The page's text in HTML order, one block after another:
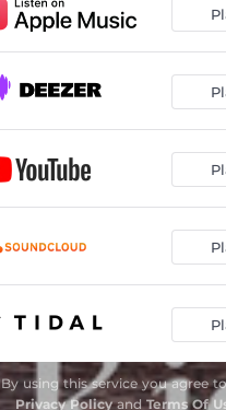
By using this service you agree
Privacy PolicyandTerms Of